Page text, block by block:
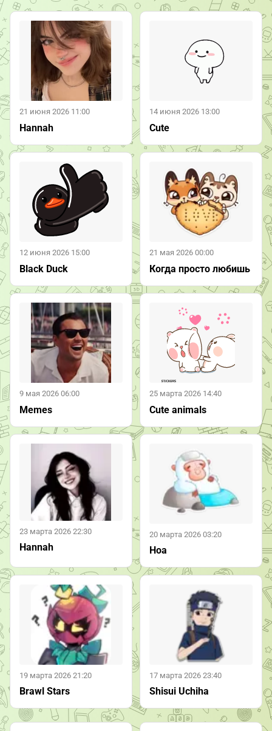
21 июня 2026 11:00
Hannah
14 июня 2026 13:00
Cute
12 июня 2026 15:00
Black Duck
21 мая 2026 00:00
Когда просто любишь
9 мая 2026 06:00
Memes
25 марта 2026 14:40
Cute animals
23 марта 2026 22:30
Hannah
20 марта 2026 03:20
Ноа
19 марта 2026 21:20
Brawl Stars
17 марта 2026 23:40
Shisui Uchiha